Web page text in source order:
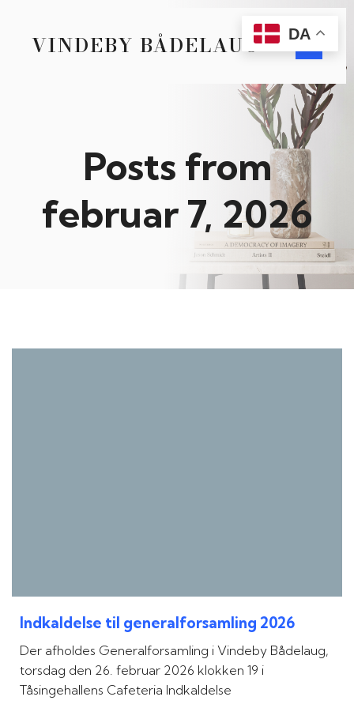
VINDEBY BÅDELAUG
Posts from
februar 7, 2026
Indkaldelse til generalforsamling 2026
Der afholdes Generalforsamling i Vindeby Bådelaug,
torsdag den 26. februar 2026 klokken 19 i
Tåsingehallens Cafeteria Indkaldelse
DA